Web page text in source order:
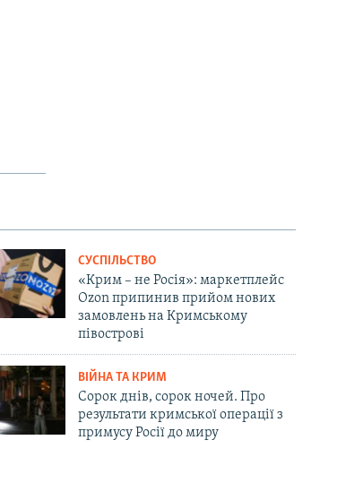
СУСПІЛЬСТВО
«Крим – не Росія»: маркетплейс
Ozon припинив прийом нових
замовлень на Кримському
півострові
ВІЙНА ТА КРИМ
Сорок днів, сорок ночей. Про
результати кримської операції з
примусу Росії до миру